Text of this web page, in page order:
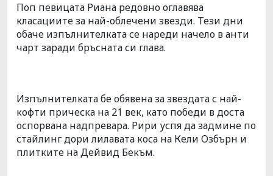
Поп певицата Риана редовно оглавява
класациите за най-облечени звезди. Тези дни
обаче изпълнителката се нареди начело в анти
чарт заради бръсната си глава.
Изпълнителката бе обявена за звездата с най-
кофти прическа на 21 век, като победи в доста
оспорвана надпревара. Рири успя да задмине по
стайлинг дори лилавата коса на Кели Озбърн и
плитките на Дейвид Бекъм.